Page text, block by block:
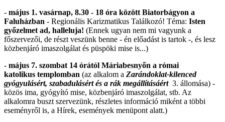
- május 1. vasárnap, 8.30 - 18 óra között Biatorbágyon a
Faluházban - Regionális Karizmatikus Találkozó! Téma: Isten
győzelmet ad, halleluja! (Ennek ugyan nem mi vagyunk a
főszervezői, de részt veszünk benne - én előadást is tartok -, és lesz
közbenjáró imaszolgálat és püspöki mise is...)
- május 7. szombat 14 órától Máriabesnyőn a római
katolikus templomban (az alkalom a Zarándoklat-kilenced
gyógyulásért, szabadulásért és a rák megállításáért 3. állomása) -
közös ima, gyógyító mise, közbenjáró imaszolgálat, stb. Az
alkalomra buszt szervezünk, részletes információ miként a többi
eseményről is, a Hírek, események menüpont alatt.)